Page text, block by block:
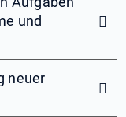
und
neuer